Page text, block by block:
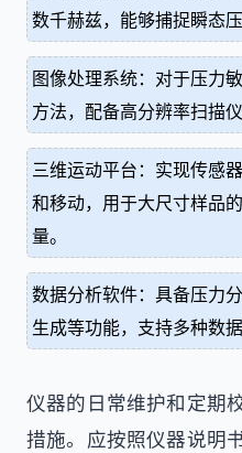
数千赫兹，能够捕捉瞬态
图像处理系统：对于压力
方法，配备高分辨率扫描
三维运动平台：实现传感
和移动，用于大尺寸样品
量。
数据分析软件：具备压力
生成等功能，支持多种数
仪器的日常维护和定期
措施。应按照仪器说明